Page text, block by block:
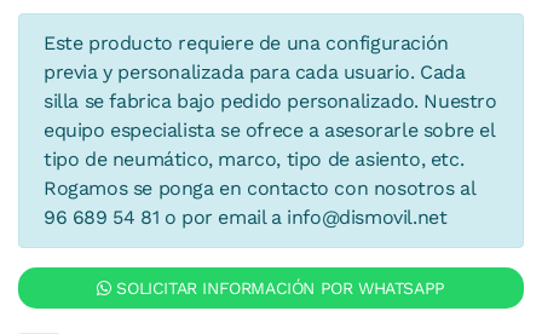
Este producto requiere de una configuración
previa y personalizada para cada usuario. Cada
silla se fabrica bajo pedido personalizado. Nuestro
equipo especialista se ofrece a asesorarle sobre el
tipo de neumático, marco, tipo de asiento, etc.
Rogamos se ponga en contacto con nosotros al
96 689 54 81 o por email a info@dismovil.net
SOLICITAR INFORMACIÓN POR WHATSAPP